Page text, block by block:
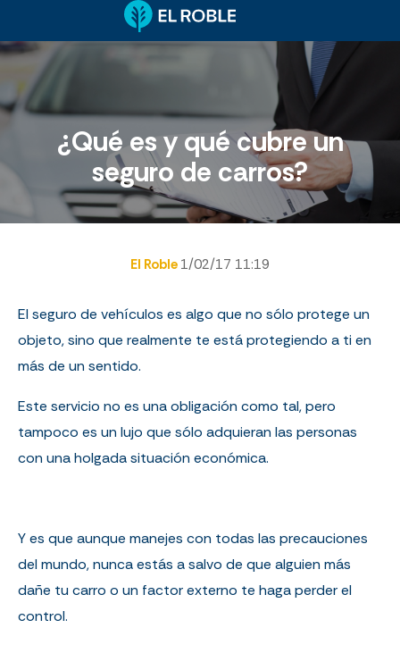
¿Qué es y qué cubre un
seguro de carros?
El Roble 1/02/17 11:19
El seguro de vehículos es algo que no sólo protege un
objeto, sino que realmente te está protegiendo a ti en
más de un sentido.
Este servicio no es una obligación como tal, pero
tampoco es un lujo que sólo adquieran las personas
con una holgada situación económica.
Y es que aunque manejes con todas las precauciones
del mundo, nunca estás a salvo de que alguien más
dañe tu carro o un factor externo te haga perder el
control.